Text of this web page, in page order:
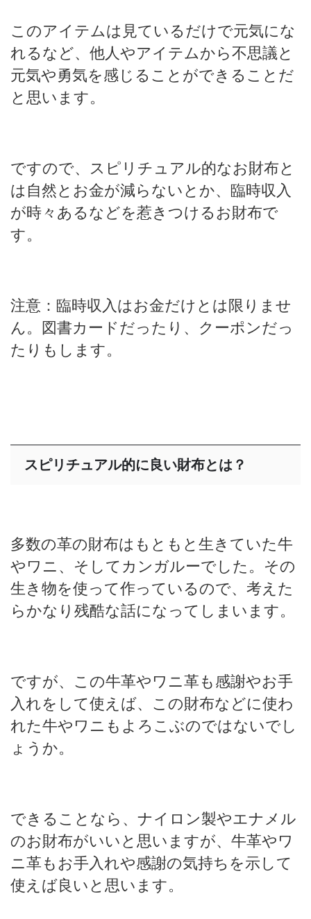
このアイテムは見ているだけで元気にな
れるなど、他人やアイテムから不思議と
元気や勇気を感じることができることだ
と思います。
ですので、スピリチュアル的なお財布と
は自然とお金が減らないとか、臨時収入
が時々あるなどを惹きつけるお財布で
す。
注意：臨時収入はお金だけとは限りませ
ん。図書カードだったり、クーポンだっ
たりもします。
スピリチュアル的に良い財布とは？
多数の革の財布はもともと生きていた牛
やワニ、そしてカンガルーでした。その
生き物を使って作っているので、考えた
らかなり残酷な話になってしまいます。
ですが、この牛革やワニ革も感謝やお手
入れをして使えば、この財布などに使わ
れた牛やワニもよろこぶのではないでし
ょうか。
できることなら、ナイロン製やエナメル
のお財布がいいと思いますが、牛革やワ
ニ革もお手入れや感謝の気持ちを示して
使えば良いと思います。